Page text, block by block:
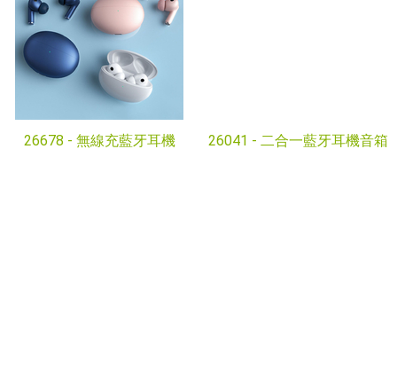
26678 - 無線充藍牙耳機 26041 - 二合一藍牙耳機音箱